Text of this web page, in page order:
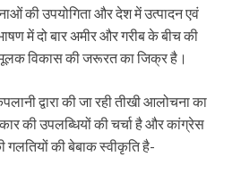
की उपयोगिता और देश में उत्पादन एवं
में दो बार अमीर और गरीब के बीच की
विकास की जरूरत का जिक्र है।
द्वारा की जा रही तीखी आलोचना का
की उपलब्धियों की चर्चा है और कांग्रेस
गलतियों की बेबाक स्वीकृति है-